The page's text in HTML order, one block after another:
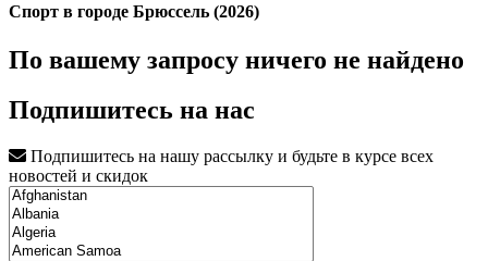
Спорт в городе Брюссель (2026)
По вашему запросу ничего не найдено
Подпишитесь на нас
Подпишитесь на нашу рассылку и будьте в курсе всех
новостей и скидок